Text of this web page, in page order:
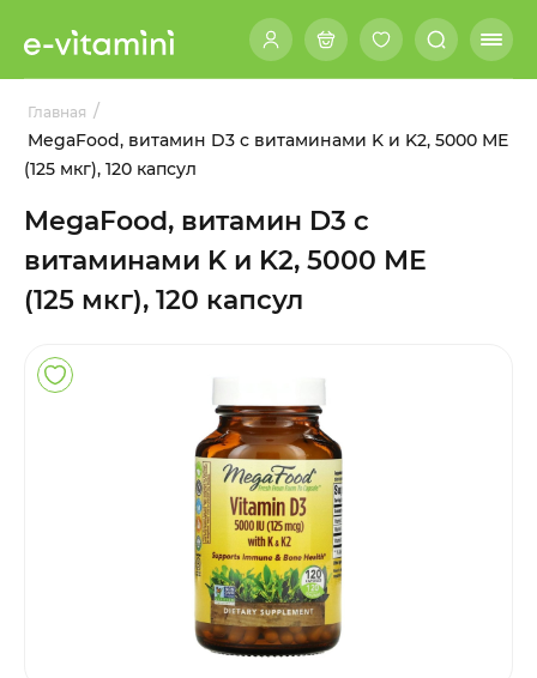
Главная /
MegaFood, витамин D3 с витаминами K и K2, 5000 МЕ
(125 мкг), 120 капсул
MegaFood, витамин D3 с
витаминами K и K2, 5000 МЕ
(125 мкг), 120 капсул